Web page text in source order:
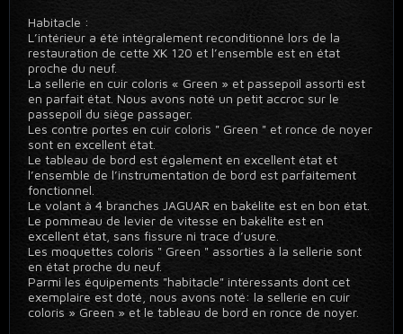
Habitacle :
L’intérieur a été intégralement reconditionné lors de la
restauration de cette XK 120 et l’ensemble est en état
proche du neuf.
La sellerie en cuir coloris « Green » et passepoil assorti est
en parfait état. Nous avons noté un petit accroc sur le
passepoil du siège passager.
Les contre portes en cuir coloris " Green " et ronce de noyer
sont en excellent état.
Le tableau de bord est également en excellent état et
l’ensemble de l’instrumentation de bord est parfaitement
fonctionnel.
Le volant à 4 branches JAGUAR en bakélite est en bon état.
Le pommeau de levier de vitesse en bakélite est en
excellent état, sans fissure ni trace d’usure.
Les moquettes coloris " Green " assorties à la sellerie sont
en état proche du neuf.
Parmi les équipements "habitacle" intéressants dont cet
exemplaire est doté, nous avons noté: la sellerie en cuir
coloris » Green » et le tableau de bord en ronce de noyer.